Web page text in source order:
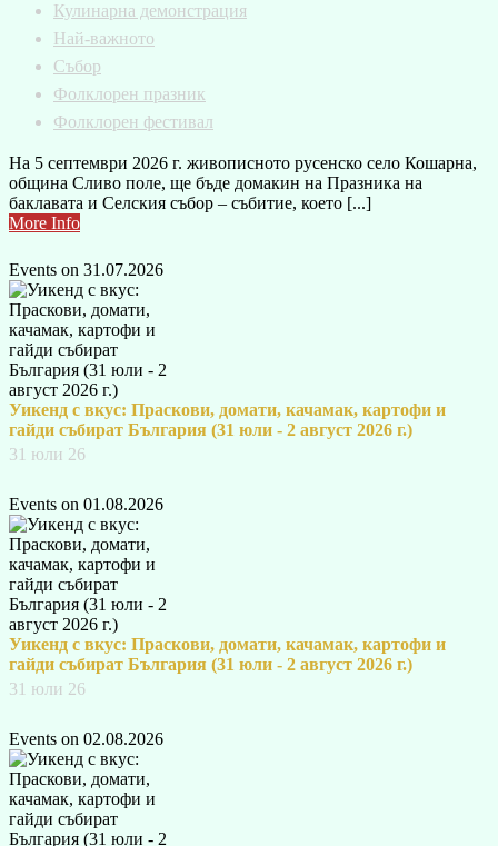
Кулинарна демонстрация
Най-важното
Събор
Фолклорен празник
Фолклорен фестивал
На 5 септември 2026 г. живописното русенско село Кошарна,
община Сливо поле, ще бъде домакин на Празника на
баклавата и Селския събор – събитие, което [...]
More Info
Events on 31.07.2026
Уикенд с вкус: Праскови, домати, качамак, картофи и
гайди събират България (31 юли - 2 август 2026 г.)
31 юли 26
Events on 01.08.2026
Уикенд с вкус: Праскови, домати, качамак, картофи и
гайди събират България (31 юли - 2 август 2026 г.)
31 юли 26
Events on 02.08.2026